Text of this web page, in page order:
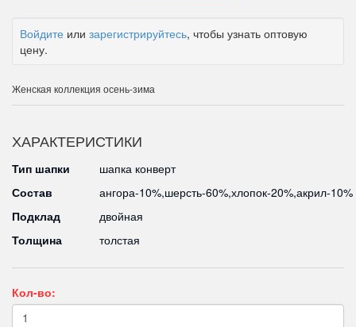
Войдите или зарегистрируйтесь, чтобы узнать оптовую
цену.
Женская коллекция осень-зима
ХАРАКТЕРИСТИКИ
Тип шапки
шапка конверт
Состав
ангора-10%,шерсть-60%,хлопок-20%,акрил-10%
Подклад
двойная
Толщина
толстая
Кол-во: